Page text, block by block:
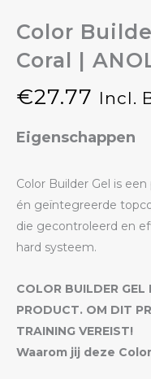
Color
Coral |
€27.77 Incl.
Eigenschappen
Color Builder Gel is
én geïntegreerde
die gecontroleerd en
hard systeem.
COLOR BUILDER GEL
PRODUCT. OM DIT
TRAINING VEREIST!
Waarom jij deze